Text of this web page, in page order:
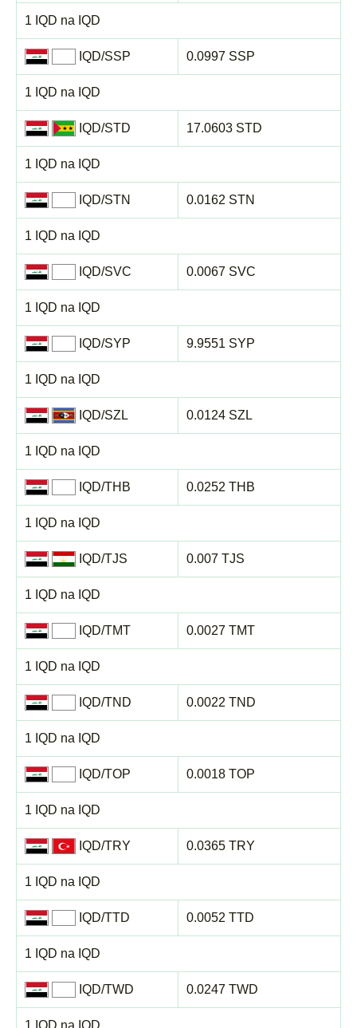
1 IQD na IQD
IQD/SSP
1 IQD na IQD
0.0997 SSP
IQD/STD
1 IQD na IQD
17.0603 STD
IQD/STN
1 IQD na IQD
0.0162 STN
IQD/SVC
1 IQD na IQD
0.0067 SVC
IQD/SYP
1 IQD na IQD
9.9551 SYP
IQD/SZL
1 IQD na IQD
0.0124 SZL
IQD/THB
1 IQD na IQD
0.0252 THB
IQD/TJS
1 IQD na IQD
0.007 TJS
IQD/TMT
1 IQD na IQD
0.0027 TMT
IQD/TND
1 IQD na IQD
0.0022 TND
IQD/TOP
1 IQD na IQD
0.0018 TOP
IQD/TRY
1 IQD na IQD
0.0365 TRY
IQD/TTD
1 IQD na IQD
0.0052 TTD
IQD/TWD
1 IQD na IQD
0.0247 TWD